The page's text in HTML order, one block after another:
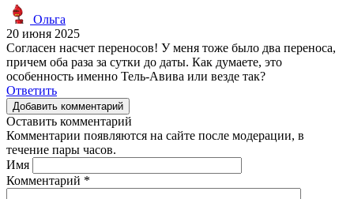
Ольга
20 июня 2025
Согласен насчет переносов! У меня тоже было два переноса,
причем оба раза за сутки до даты. Как думаете, это
особенность именно Тель-Авива или везде так?
Ответить
Добавить комментарий
Оставить комментарий
Комментарии появляются на сайте после модерации, в
течение пары часов.
Имя
Комментарий *